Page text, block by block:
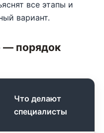
все этапы и
вариант.
— порядок
Что делают
специалисты